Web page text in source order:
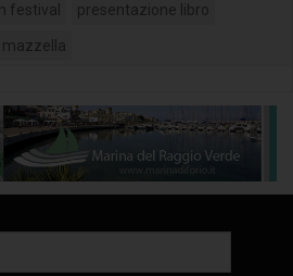
festival presentazione libro
mazzella